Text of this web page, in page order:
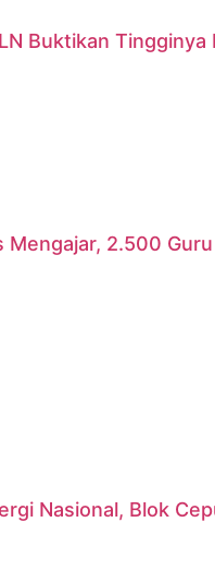
Buktikan
Mengajar, 2.500
Nasional, Blok